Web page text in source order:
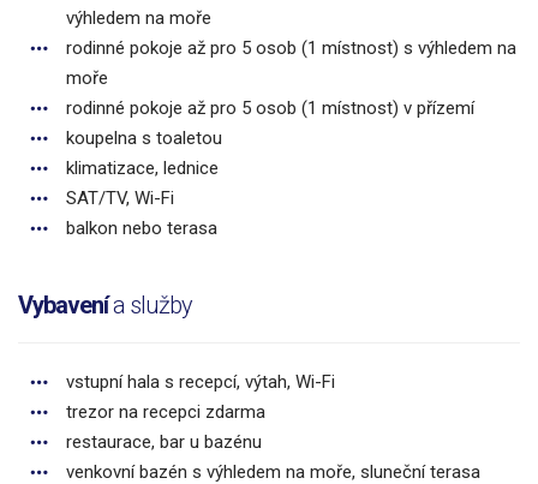
výhledem na moře
rodinné pokoje až pro 5 osob (1 místnost) s výhledem na
moře
rodinné pokoje až pro 5 osob (1 místnost) v přízemí
koupelna s toaletou
klimatizace, lednice
SAT/TV, Wi-Fi
balkon nebo terasa
Vybavenía služby
vstupní hala s recepcí, výtah, Wi-Fi
trezor na recepci zdarma
restaurace, bar u bazénu
venkovní bazén s výhledem na moře, sluneční terasa